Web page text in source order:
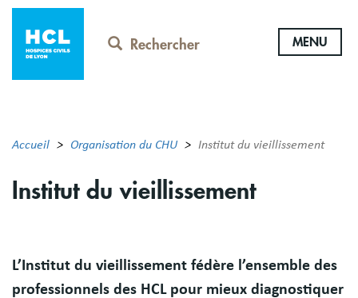
Aller
contenu
principal
Rechercher MENU
Accueil Organisation du CHU Institut du vieillissement
Institut du vieillissement
Résumé
L’Institut du vieillissement fédère l’ensemble des
professionnels des HCL pour mieux diagnostiquer